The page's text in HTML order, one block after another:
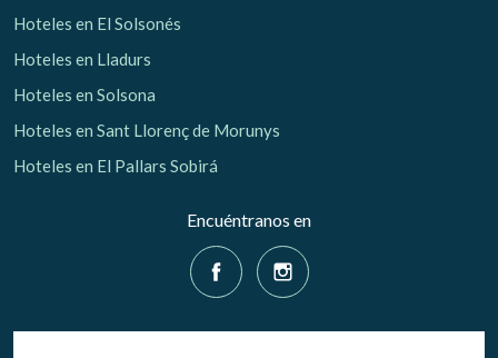
Hoteles en El Solsonés
Hoteles en Lladurs
Hoteles en Solsona
Hoteles en Sant Llorenç de Morunys
Hoteles en El Pallars Sobirá
Encuéntranos en